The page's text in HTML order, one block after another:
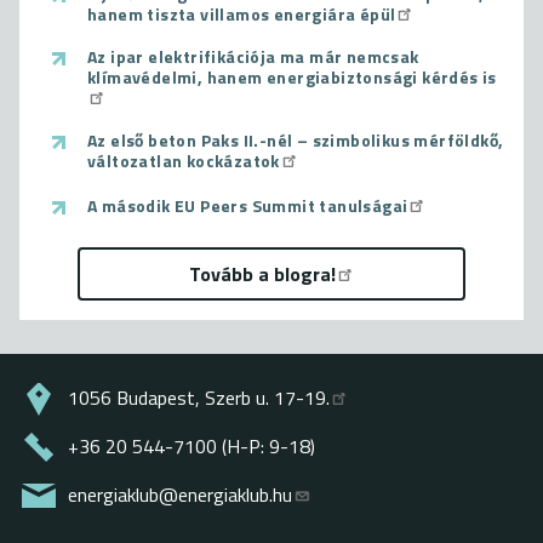
hanem tiszta villamos energiára épül
Az ipar elektrifikációja ma már nemcsak
klímavédelmi, hanem energiabiztonsági kérdés is
Az első beton Paks II.-nél – szimbolikus mérföldkő,
változatlan kockázatok
A második EU Peers Summit tanulságai
Tovább a blogra!
1056 Budapest, Szerb u. 17-19.
+36 20 544-7100 (H-P: 9-18)
energiaklub@energiaklub.hu